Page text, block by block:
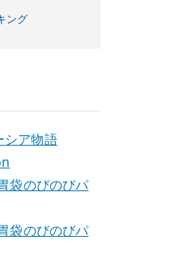
ング
シア物語
袋のびのびパ
袋のびのびパ